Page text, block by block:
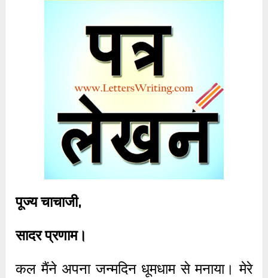
पूज्य चाचाजी,
सादर प्रणाम।
कल मैंने अपना जन्मदिन धूमधाम से मनाया। मेरे